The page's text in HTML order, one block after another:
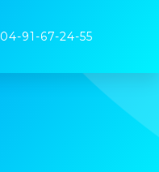
04-91-67-24-55